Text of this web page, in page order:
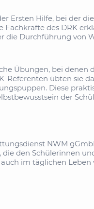
Ersten Hilfe, bei der
des DRK
die Durchführung von
Übungen, bei denen
übten sie
Diese
der
NWM
den Schülerinnen
im täglichen